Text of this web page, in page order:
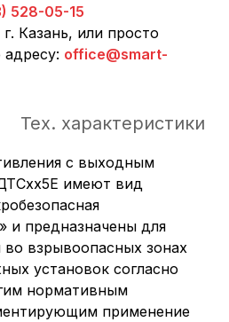
528-05-15
Казань, или просто
office@smart-
Тех. характеристики
с выходным
имеют вид
и предназначены для
взрывоопасных зонах
установок согласно
нормативным
применение